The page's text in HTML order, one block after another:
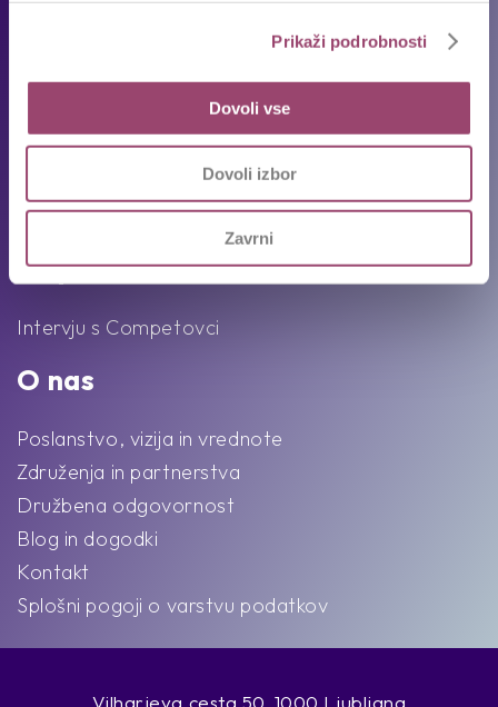
Prikaži podrobnosti
Dovoli vse
Dovoli izbor
Zavrni
Prosta delovna mesta
Priporočila kandidatov
Karierni napotki in nasveti
Ekipa
Intervju s Competovci
O nas
Poslanstvo, vizija in vrednote
Združenja in partnerstva
Družbena odgovornost
Blog in dogodki
Kontakt
Splošni pogoji o varstvu podatkov